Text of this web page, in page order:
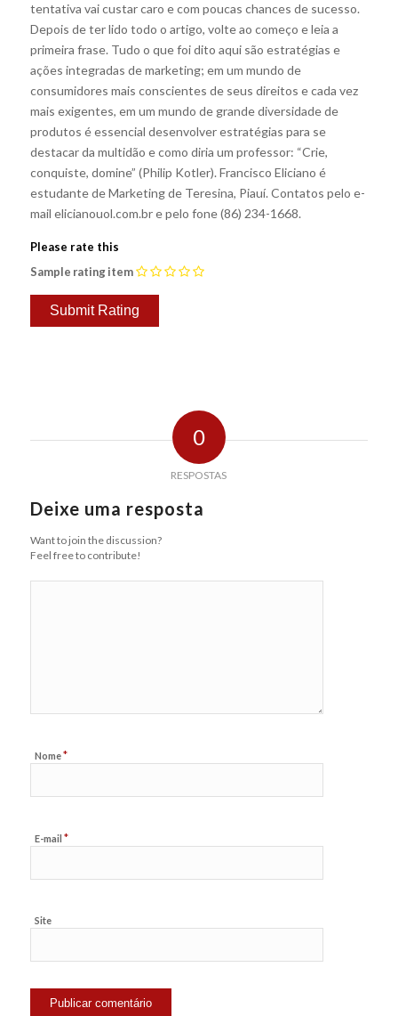
Please rate this
Sample rating item
0
RESPOSTAS
Deixe uma resposta
Want to join the discussion?
Feel free to contribute!
Nome*
E-mail *
Site